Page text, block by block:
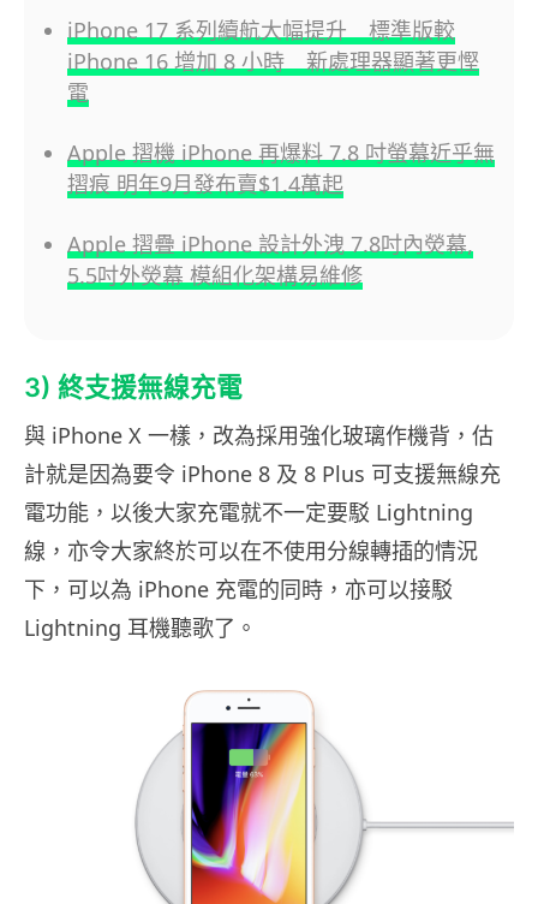
iPhone 17 系列續航大幅提升 標準版較
iPhone 16 增加 8 小時 新處理器顯著更慳
電
Apple 摺機 iPhone 再爆料 7.8 吋螢幕近乎無
摺痕 明年9月發布賣$1.4萬起
Apple 摺疊 iPhone 設計外洩 7.8吋內熒幕,
5.5吋外熒幕 模組化架構易維修
3) 終支援無線充電
與 iPhone X 一樣，改為採用強化玻璃作機背，估
計就是因為要令 iPhone 8 及 8 Plus 可支援無線充
電功能，以後大家充電就不一定要駁 Lightning
線，亦令大家終於可以在不使用分線轉插的情況
下，可以為 iPhone 充電的同時，亦可以接駁
Lightning 耳機聽歌了。